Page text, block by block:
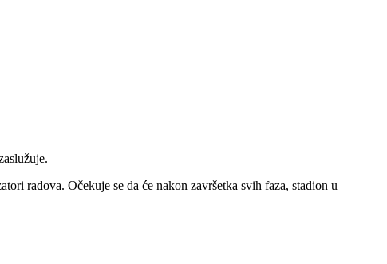
radova. Očekuje se da će nakon završetka svih faza, stadion u